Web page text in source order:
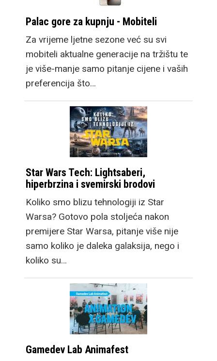
Palac gore za kupnju - Mobiteli
Za vrijeme ljetne sezone već su svi
mobiteli aktualne generacije na tržištu te
je više-manje samo pitanje cijene i vaših
preferencija što…
Star Wars Tech: Lightsaberi,
hiperbrzina i svemirski brodovi
Koliko smo blizu tehnologiji iz Star
Warsa? Gotovo pola stoljeća nakon
premijere Star Warsa, pitanje više nije
samo koliko je daleka galaksija, nego i
koliko su…
Gamedev Lab Animafest